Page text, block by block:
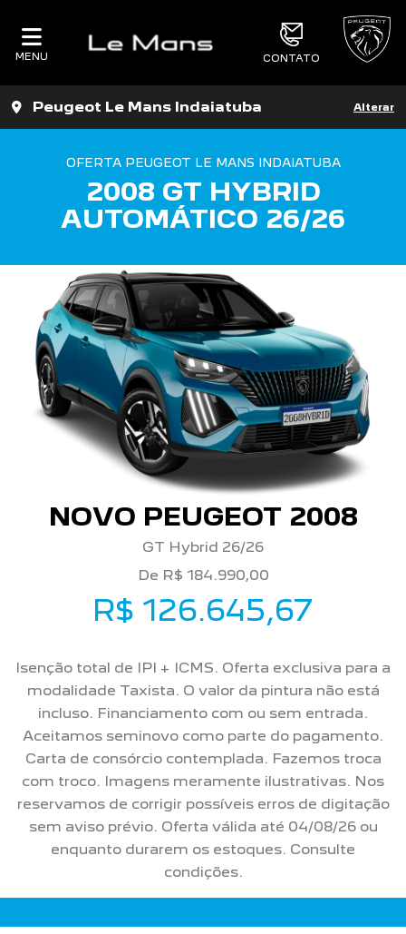
MENU CONTATO
Peugeot Le Mans Indaiatuba Alterar
OFERTA PEUGEOT LE MANS INDAIATUBA
2008 GT HYBRID
AUTOMÁTICO 26/26
NOVO PEUGEOT 2008
GT Hybrid 26/26
De R$ 184.990,00
R$ 126.645,67
Isenção total de IPI + ICMS. Oferta exclusiva para a
modalidade Taxista. O valor da pintura não está
incluso. Financiamento com ou sem entrada.
Aceitamos seminovo como parte do pagamento.
Carta de consórcio contemplada. Fazemos troca
com troco. Imagens meramente ilustrativas. Nos
reservamos de corrigir possíveis erros de digitação
sem aviso prévio. Oferta válida até 04/08/26 ou
enquanto durarem os estoques. Consulte
condições.